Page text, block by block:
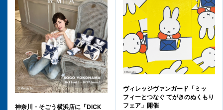
神奈川・そごう横浜店に「DICK
ヴィレッジヴァンガード「ミッ
フィーとつなぐ てがきのぬくもり
フェア」開催